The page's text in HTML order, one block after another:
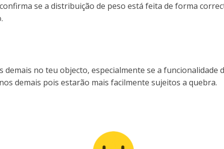
se a distribuição de peso está feita de forma
no teu objecto, especialmente se a funcionalidade
demais pois estarão mais facilmente sujeitos a quebra.